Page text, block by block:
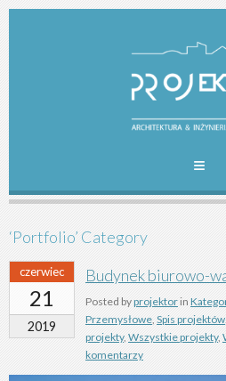
‘Portfolio’ Category
czerwiec
21
2019
Budynek biurowo-
Posted byprojektorin
Przemysłowe, Spis projektów,
projekty, Wszystkie projekty,
komentarzy